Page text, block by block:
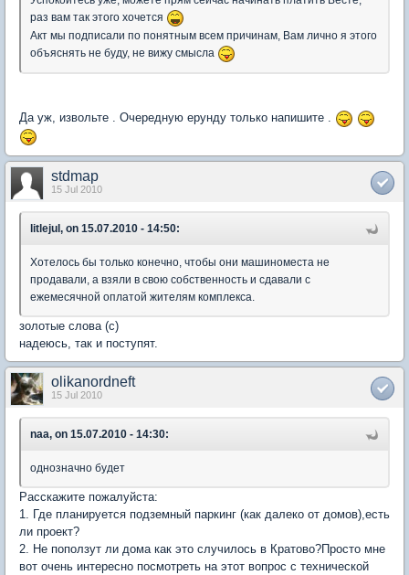
раз вам так этого хочется
Акт мы подписали по понятным всем причинам, Вам лично я этого
объяснять не буду, не вижу смысла
Да уж, извольте . Очередную ерунду только напишите .
stdmap
15 Jul 2010
litlejul, on 15.07.2010 - 14:50:
Хотелось бы только конечно, чтобы они машиноместа не
продавали, а взяли в свою собственность и сдавали с
ежемесячной оплатой жителям комплекса.
золотые слова (с)
надеюсь, так и поступят.
olikanordneft
15 Jul 2010
naa, on 15.07.2010 - 14:30:
однозначно будет
Расскажите пожалуйста:
1. Где планируется подземный паркинг (как далеко от домов),есть
ли проект?
2. Не поползут ли дома как это случилось в Кратово?Просто мне
вот очень интересно посмотреть на этот вопрос с технической